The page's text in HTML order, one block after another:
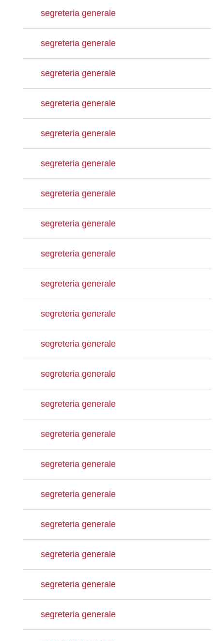
segreteria generale
segreteria generale
segreteria generale
segreteria generale
segreteria generale
segreteria generale
segreteria generale
segreteria generale
segreteria generale
segreteria generale
segreteria generale
segreteria generale
segreteria generale
segreteria generale
segreteria generale
segreteria generale
segreteria generale
segreteria generale
segreteria generale
segreteria generale
segreteria generale